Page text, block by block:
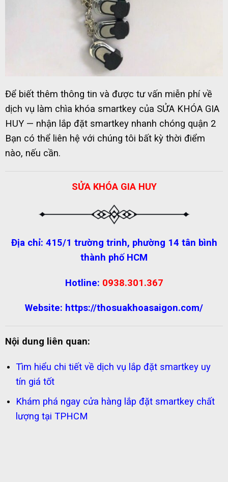
Để biết thêm thông tin và được tư vấn miễn phí về
dịch vụ làm chìa khóa smartkey của SỬA KHÓA GIA
HUY — nhận lắp đặt smartkey nhanh chóng quận 2
Bạn có thể liên hệ với chúng tôi bất kỳ thời điểm
nào, nếu cần.
SỬA KHÓA GIA HUY
Địa chỉ: 415/1 trường trinh, phường 14 tân bình
thành phố HCM
Hotline: 0938.301.367
Website: https://thosuakhoasaigon.com/
Nội dung liên quan:
Tìm hiểu chi tiết về dịch vụ lắp đặt smartkey uy
tín giá tốt
Khám phá ngay cửa hàng lắp đặt smartkey chất
lượng tại TPHCM